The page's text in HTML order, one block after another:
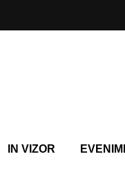
IN VIZOR